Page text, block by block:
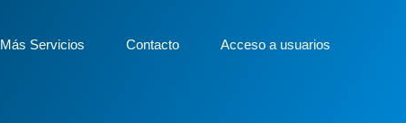
Más Servicios Contacto Acceso a usuarios